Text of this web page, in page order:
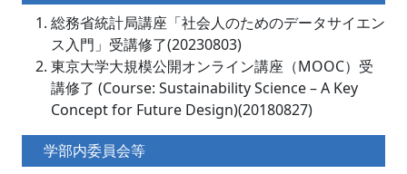
総務省統計局講座「社会人のためのデータサイエン
ス入門」受講修了(20230803)
東京大学大規模公開オンライン講座（MOOC）受
講修了 (Course: Sustainability Science – A Key
Concept for Future Design)(20180827)
学部内委員会等